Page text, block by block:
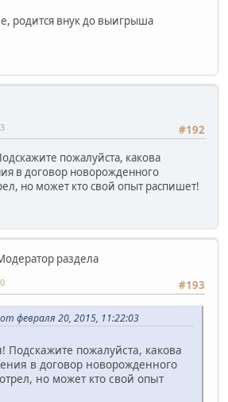
родится внук до выигрыша
#192
пожалуйста, какова
в договор новорожденного
но может кто свой опыт распишет!
раздела
#193
февраля 20, 2015, 11:22:03
Подскажите пожалуйста, какова
в договор новорожденного
но может кто свой опыт